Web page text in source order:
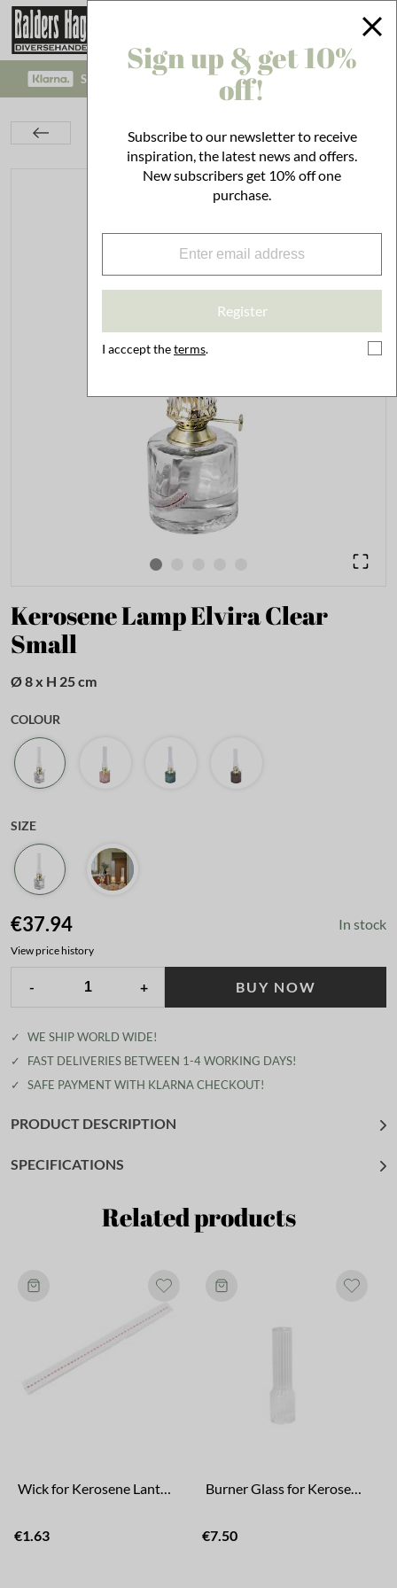
SAFE PAYMENT WITH KLARNA CHECKOUT!
Kerosene Lamps
Kerosene Lamp Elvira Clear Small
Kerosene Lamp Elvira Clear
Small
Ø 8 x H 25 cm
COLOUR
SIZE
€37.94 In stock
View price history
- + BUY NOW
✓
WE SHIP WORLD WIDE!
✓
FAST DELIVERIES BETWEEN 1-4 WORKING DAYS!
✓
SAFE PAYMENT WITH KLARNA CHECKOUT!
PRODUCT DESCRIPTION
SPECIFICATIONS
Related products
Wick for Kerosene Lantern Straight, Round and Elisabeth
€1.63
Burner Glass for Kerosene Lamp Ribbed Low
€7.50
Sign up & get 10%
off!
Subscribe to our newsletter to receive
inspiration, the latest news and offers.
New subscribers get 10% off one
purchase.
Register
I acccept theterms.